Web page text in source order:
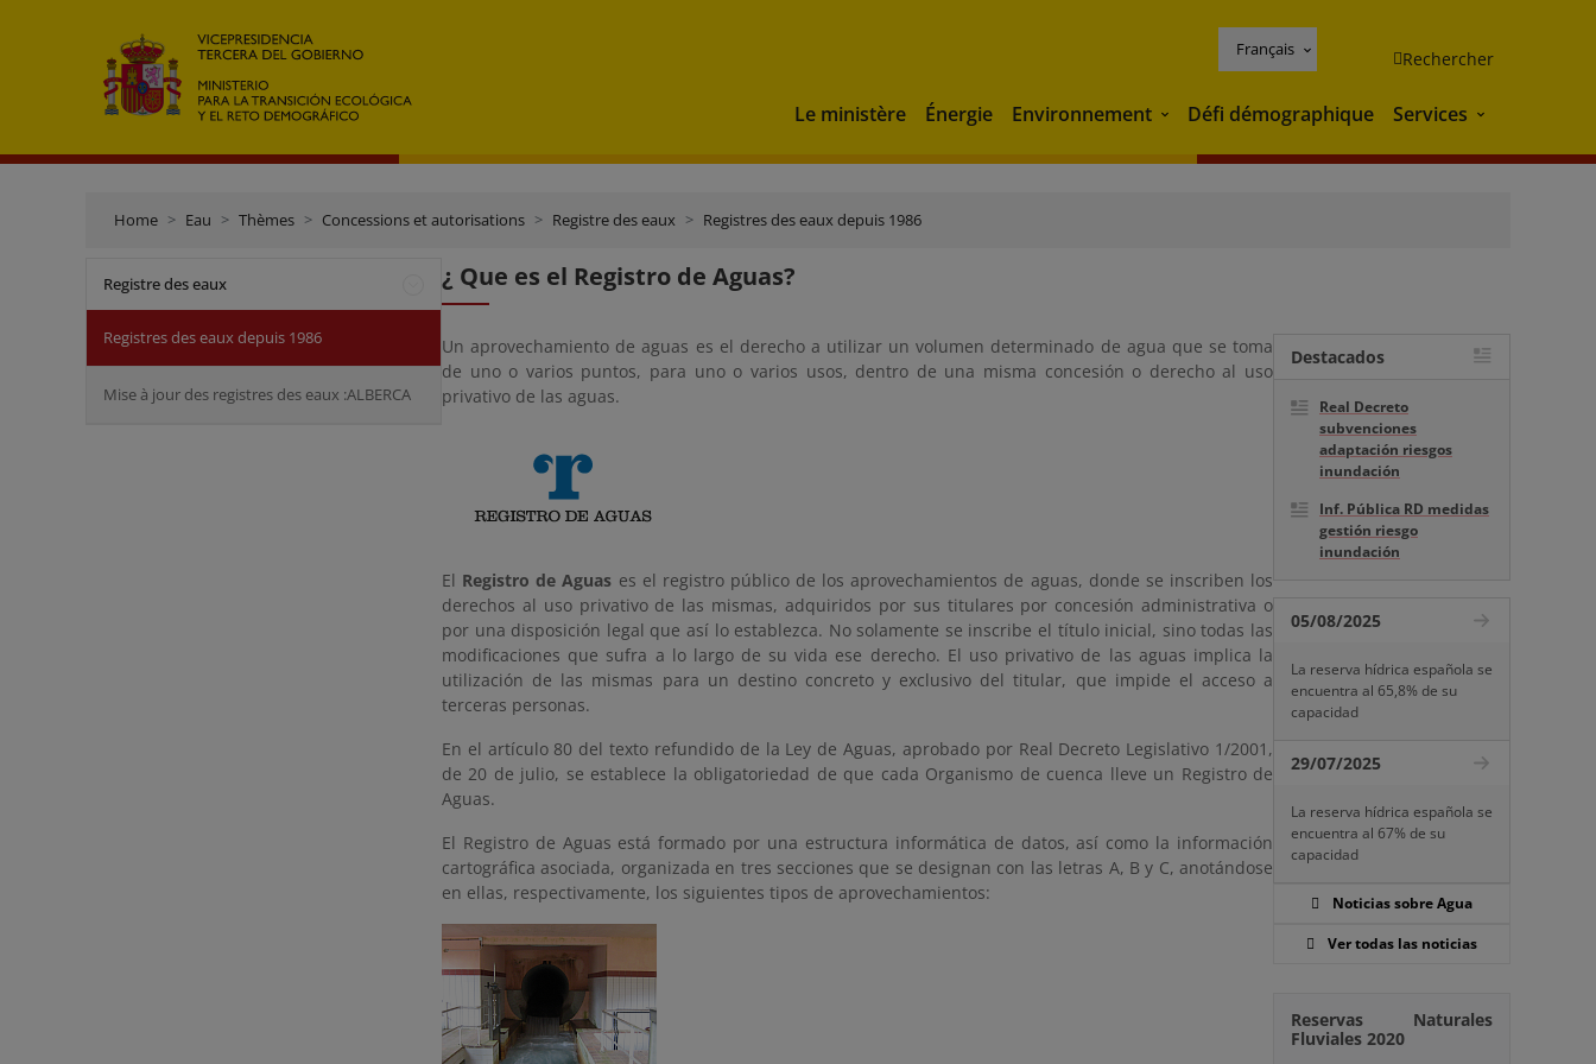
Français Rechercher
Le ministère Énergie Environnement Environnement
Défi démographique Services Services
Home Eau Thèmes Concessions et autorisations Registre des eaux Registres des eaux depuis 1986
Registre des eaux
Registres des eaux depuis 1986
Mise à jour des registres des eaux :ALBERCA
¿ Que es el Registro de Aguas?
Un aprovechamiento de aguas es el derecho a utilizar un volumen determinado de agua que se toma
de uno o varios puntos, para uno o varios usos, dentro de una misma concesión o derecho al uso
privativo de las aguas.
El Registro de Aguas es el registro público de los aprovechamientos de aguas, donde se inscriben los
derechos al uso privativo de las mismas, adquiridos por sus titulares por concesión administrativa o
por una disposición legal que así lo establezca. No solamente se inscribe el título inicial, sino todas las
modificaciones que sufra a lo largo de su vida ese derecho. El uso privativo de las aguas implica la
utilización de las mismas para un destino concreto y exclusivo del titular, que impide el acceso a
terceras personas.
En el artículo 80 del texto refundido de la Ley de Aguas, aprobado por Real Decreto Legislativo 1/2001,
de 20 de julio, se establece la obligatoriedad de que cada Organismo de cuenca lleve un Registro de
Aguas.
El Registro de Aguas está formado por una estructura informática de datos, así como la información
cartográfica asociada, organizada en tres secciones que se designan con las letras A, B y C, anotándose
en ellas, respectivamente, los siguientes tipos de aprovechamientos:
Destacados
Real Decreto
subvenciones
adaptación riesgos
inundación
Inf. Pública RD medidas
gestión riesgo
inundación
05/08/2025
La reserva hídrica española se
encuentra al 65,8% de su
capacidad
29/07/2025
La reserva hídrica española se
encuentra al 67% de su
capacidad
Noticias sobre Agua
Ver todas las noticias
Reservas Naturales
Fluviales 2020